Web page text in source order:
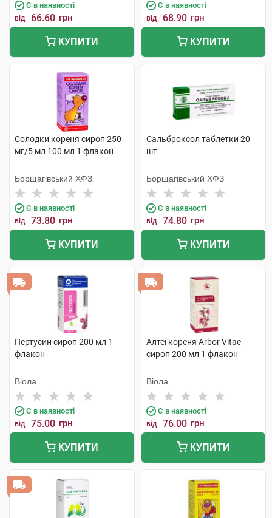
Є в наявності
від 66.60 грн
КУПИТИ
Є в наявності
від 68.90 грн
КУПИТИ
Солодки кореня сироп 250
мг/5 мл 100 мл 1 флакон
Борщагівський ХФЗ
Є в наявності
від 73.80 грн
КУПИТИ
Сальброксол таблетки 20
шт
Борщагівський ХФЗ
Є в наявності
від 74.80 грн
КУПИТИ
Пертусин сироп 200 мл 1
флакон
Віола
Є в наявності
від 75.00 грн
КУПИТИ
Алтеї кореня Arbor Vitae
сироп 200 мл 1 флакон
Віола
Є в наявності
від 76.00 грн
КУПИТИ